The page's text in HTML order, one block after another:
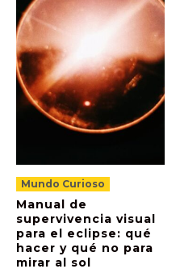
Mundo Curioso
Manual de
supervivencia visual
para el eclipse: qué
hacer y qué no para
mirar al sol